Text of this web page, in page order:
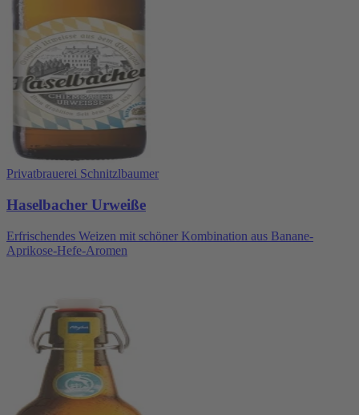
Privatbrauerei Schnitzlbaumer
Haselbacher Urweiße
Erfrischendes Weizen mit schöner Kombination aus Banane-
Aprikose-Hefe-Aromen